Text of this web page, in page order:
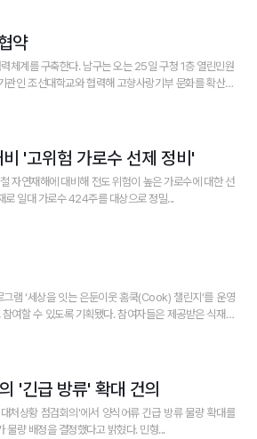
약
체계를 구축한다. 남구는 오는 25일 구청 1층 열린민원
추진하기 위해 마련됐다. 협약식에는 김병내 구청장과
'고위험 가로수 선제 정비'
자연재해에 대비해 전도 위험이 높은 가로수에 대한 선
월 남문로와 의재로 일대 가로수 424주를 대상으로 정밀...
램 ‘세상을 잇는 은둔이웃 홈쿡(Cook) 챌린지’를 운영
성취감과 자존감을 높이고, 온라인 소통으로 사회와의
'긴급 방류' 확대 건의
처상황 점검회의'에서 양식어류 긴급 방류 물량 확대를
건의, 해양수산부가 우선 배정 물량의 80% 이상 소진 시 추가 물량 배정을 결정했다고 밝혔다. 민형...